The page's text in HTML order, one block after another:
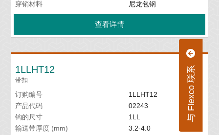
与 Flexco 联系
穿销材料
尼龙包钢
查看详情
1LLHT12
带扣
订购编号
1LLHT12
产品代码
02243
钩的尺寸
1LL
输送带厚度 (mm)
3.2-4.0